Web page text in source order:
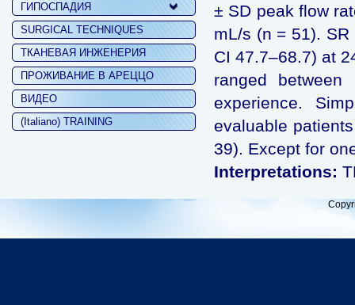
ГИПОСПАДИЯ
SURGICAL TECHNIQUES
ТКАНЕВАЯ ИНЖЕНЕРИЯ
ПРОЖИВАНИЕ В АРЕЦЦО
ВИДЕО
(Italiano) TRAINING
± SD peak flow
mL/s (n = 51).
CI 47.7–68.7) at
ranged
experience.
evaluable
39). Except for
Interpretations: